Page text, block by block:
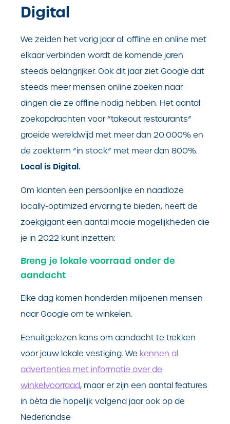
Digital
We zeiden het vorig jaar al: offline en online met
elkaar verbinden wordt de komende jaren
steeds belangrijker. Ook dit jaar ziet Google dat
steeds meer mensen online zoeken naar
dingen die ze offline nodig hebben. Het aantal
zoekopdrachten voor “takeout restaurants”
groeide wereldwijd met meer dan 20.000% en
de zoekterm “in stock” met meer dan 800%.
Local is Digital.
Om klanten een persoonlijke en naadloze
locally-optimized ervaring te bieden, heeft de
zoekgigant een aantal mooie mogelijkheden die
je in 2022 kunt inzetten:
Breng je lokale voorraad onder de
aandacht
Elke dag komen honderden miljoenen mensen
naar Google om te winkelen.
Eenuitgelezen kans om aandacht te trekken
voor jouw lokale vestiging. We kennen al
advertenties met informatie over de
winkelvoorraad, maar er zijn een aantal features
in bèta die hopelijk volgend jaar ook op de
Nederlandse